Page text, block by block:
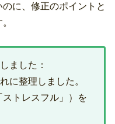
に、修正のポイントと
ました：
に整理しました。
トレスフル」）を